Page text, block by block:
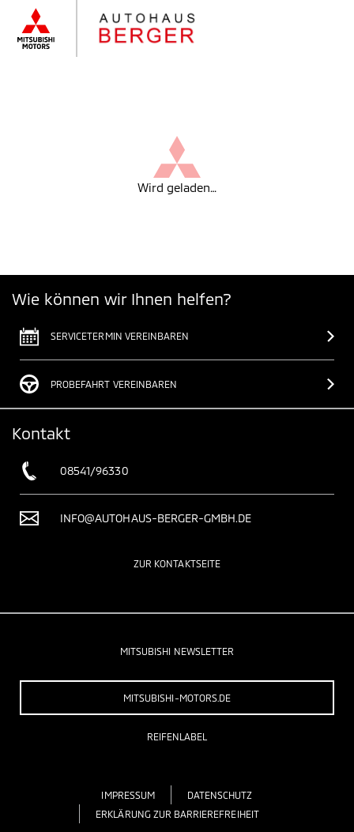
Wird geladen…
Wie können wir Ihnen helfen?
SERVICETERMIN VEREINBAREN
PROBEFAHRT VEREINBAREN
Kontakt
08541/96330
INFO@AUTOHAUS-BERGER-GMBH.DE
ZUR KONTAKTSEITE
MITSUBISHI NEWSLETTER
MITSUBISHI-MOTORS.DE
REIFENLABEL
IMPRESSUM
DATENSCHUTZ
ERKLÄRUNG ZUR BARRIEREFREIHEIT